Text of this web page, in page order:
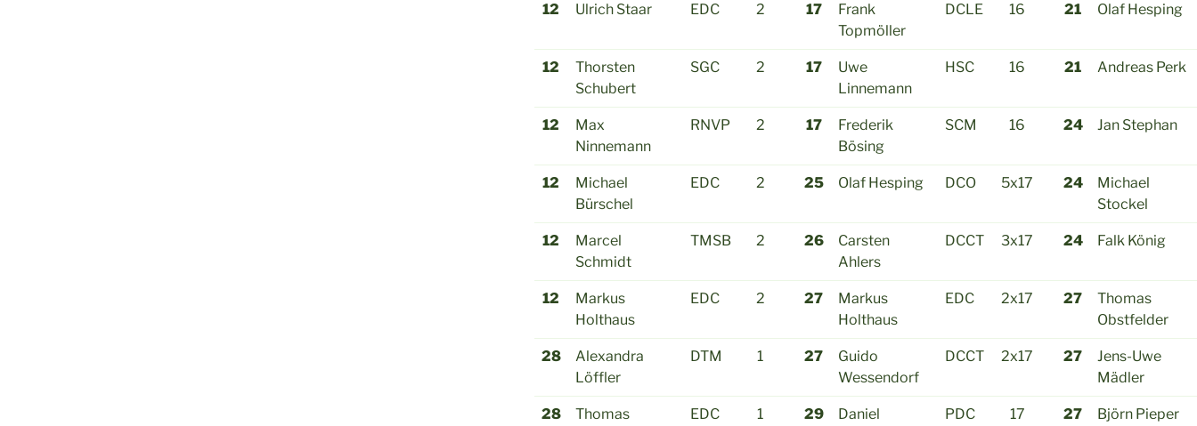
12 Ulrich Staar EDC 2 17
Frank
Topmöller
DCLE 16 21 Olaf Hesping
12
Thorsten
Schubert
SGC 2 17
Uwe
Linnemann
HSC 16 21 Andreas Perk
12
Max
Ninnemann
RNVP 2 17
Frederik
Bösing
SCM 16 24 Jan Stephan
12
Michael
Bürschel
EDC 2 25 Olaf Hesping DCO 5x17 24
Michael
Stockel
12
Marcel
Schmidt
TMSB 2 26
Carsten
Ahlers
DCCT 3x17 24 Falk König
12
Markus
Holthaus
EDC 2 27
Markus
Holthaus
EDC 2x17 27
Thomas
Obstfelder
28
Alexandra
Löffler
DTM 1 27
Guido
Wessendorf
DCCT 2x17 27
Jens-Uwe
Mädler
28
Thomas
EDC 1 29
Daniel
PDC 17 27 Björn Pieper